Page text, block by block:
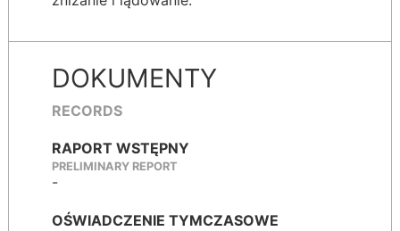
DOKUMENTY
RECORDS
RAPORT WSTĘPNY
PRELIMINARY REPORT
-
OŚWIADCZENIE TYMCZASOWE